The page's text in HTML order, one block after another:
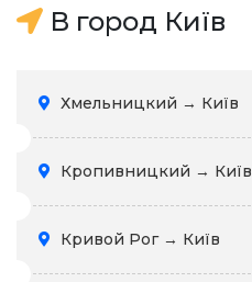
В город Київ
Хмельницкий → Київ
Кропивницкий → Київ
Кривой Рог → Київ